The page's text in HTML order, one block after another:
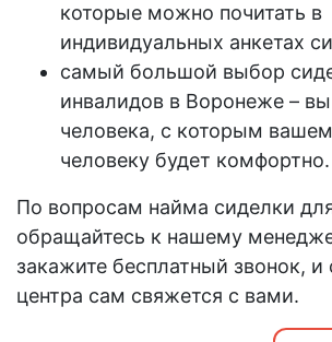
которые можно почитать в
индивидуальных анкетах
самый большой выбор
инвалидов в Воронеже –
человека, с которым
человеку будет комфортно.
По вопросам найма сиделки
обращайтесь к нашему
закажите бесплатный звонок, и
центра сам свяжется с вами.